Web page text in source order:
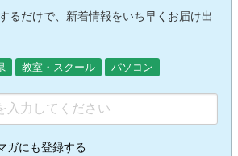
るだけで、新着情報をいち早くお届け出
教室・スクール パソコン
ガにも登録する